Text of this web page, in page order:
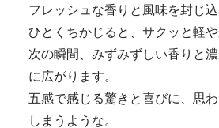
フレッシュな香りと風味を封じ込
ひとくちかじると、サクッと軽や
次の瞬間、みずみずしい香りと
に広がります。
五感で感じる驚きと喜びに、思
しまうような。